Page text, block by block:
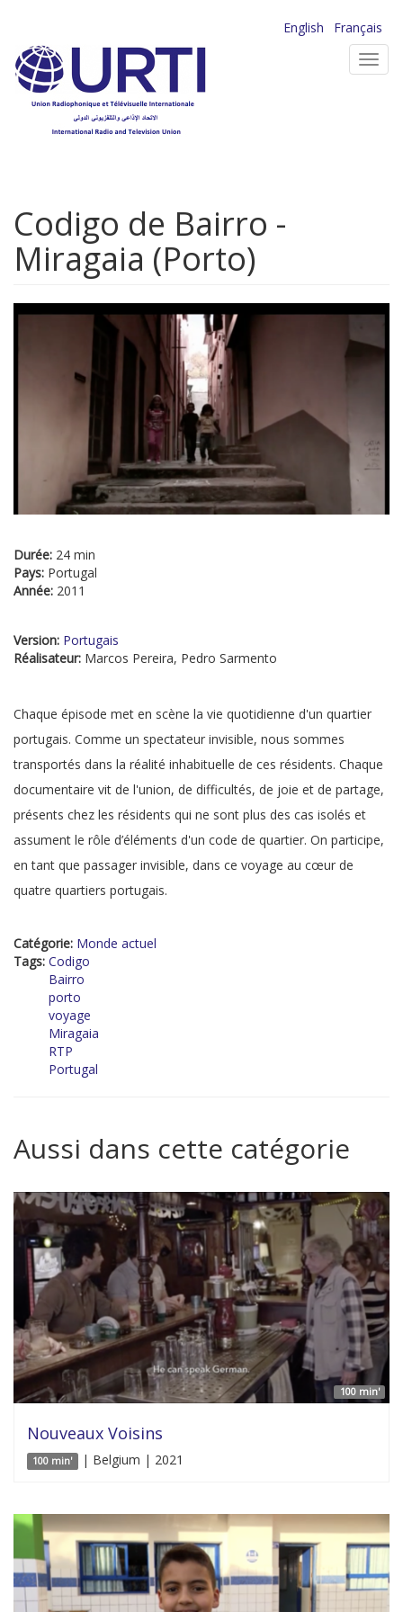
contenu
principal
English
Français
Codigo de Bairro -
Miragaia (Porto)
Durée: 24 min
Pays: Portugal
Année: 2011
Version: Portugais
Réalisateur: Marcos Pereira, Pedro Sarmento
Chaque épisode met en scène la vie quotidienne d'un quartier
portugais. Comme un spectateur invisible, nous sommes
transportés dans la réalité inhabituelle de ces résidents. Chaque
documentaire vit de l'union, de difficultés, de joie et de partage,
présents chez les résidents qui ne sont plus des cas isolés et
assument le rôle d’éléments d'un code de quartier. On participe,
en tant que passager invisible, dans ce voyage au cœur de
quatre quartiers portugais.
Catégorie: Monde actuel
Tags: Codigo
Bairro
porto
voyage
Miragaia
RTP
Portugal
Aussi dans cette catégorie
100 min'
Nouveaux Voisins
100 min' | Belgium | 2021